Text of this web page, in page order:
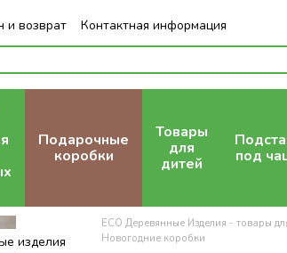
и возврат
Контактная информация
Подарочные
коробки
Товары
для
дитей
под
ECO Деревянные Изделия - товары
Новогодние коробки